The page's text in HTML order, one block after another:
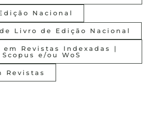
Nacional
Livro de Edição Nacional
Revistas Indexadas |
Scopus e/ou WoS
Revistas